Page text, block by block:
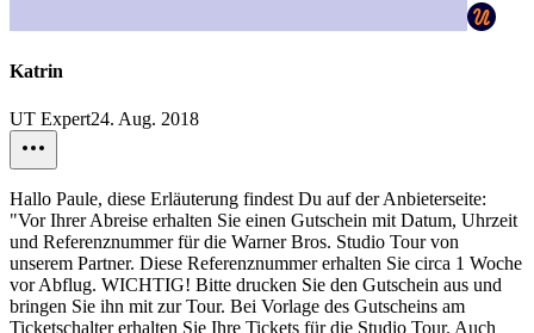
Katrin
UT Expert24. Aug. 2018
Hallo Paule, diese Erläuterung findest Du auf der Anbieterseite:
"Vor Ihrer Abreise erhalten Sie einen Gutschein mit Datum, Uhrzeit
und Referenznummer für die Warner Bros. Studio Tour von
unserem Partner. Diese Referenznummer erhalten Sie circa 1 Woche
vor Abflug. WICHTIG! Bitte drucken Sie den Gutschein aus und
bringen Sie ihn mit zur Tour. Bei Vorlage des Gutscheins am
Ticketschalter erhalten Sie Ihre Tickets für die Studio Tour. Auch